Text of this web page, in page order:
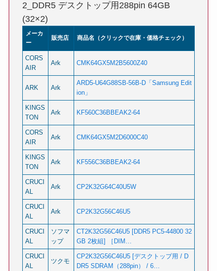
2_DDR5 デスクトップ用288pin 64GB
(32×2)
メーカ
ー
販売店 商品名（クリックで在庫・価格チェック）
CORS
AIR
Ark CMK64GX5M2B5600Z40
ARK Ark
ARD5-U64G88SB-56B-D「Samsung Edit
ion」
KINGS
TON
Ark KF560C36BBEAK2-64
CORS
AIR
Ark CMK64GX5M2D6000C40
KINGS
TON
Ark KF556C36BBEAK2-64
CRUCI
AL
Ark CP2K32G64C40U5W
CRUCI
AL
Ark CP2K32G56C46U5
CRUCI
AL
ソフマ
ップ
CT2K32G56C46U5 [DDR5 PC5-44800 32
GB 2枚組] ［DIM…
CRUCI
AL
ツクモ
CP2K32G56C46U5 [デスクトップ用 / D
DR5 SDRAM（288pin） / 6…